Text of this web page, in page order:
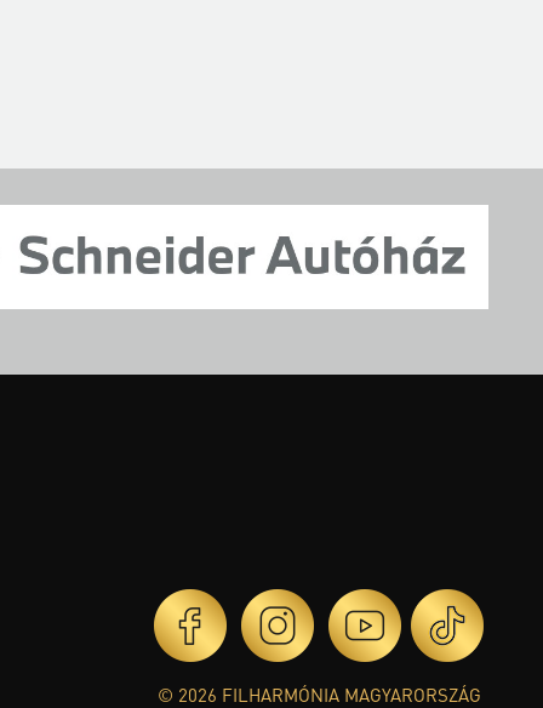
© 2026 FILHARMÓNIA MAGYARORSZÁG